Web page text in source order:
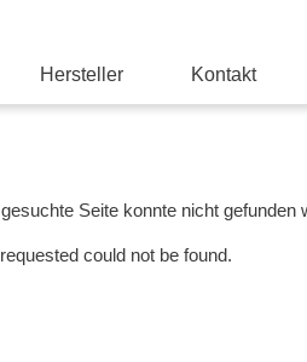
Hersteller Kontakt
Seite konnte nicht gefunden
could not be found.